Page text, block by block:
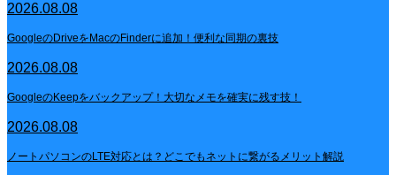
2026.08.08
GoogleのDriveをMacのFinderに追加！便利な同期の裏技
2026.08.08
GoogleのKeepをバックアップ！大切なメモを確実に残す技！
2026.08.08
ノートパソコンのLTE対応とは？どこでもネットに繋がるメリット解説